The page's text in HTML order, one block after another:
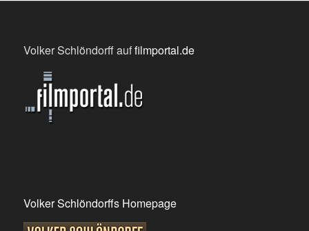
Volker Schlöndorff auffilmportal.de
Volker Schlöndorffs Homepage